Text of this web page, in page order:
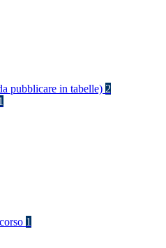
pubblicare in tabelle) 2
1